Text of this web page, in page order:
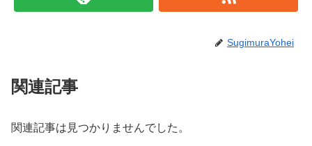
SugimuraYohei
関連記事
関連記事は見つかりませんでした。